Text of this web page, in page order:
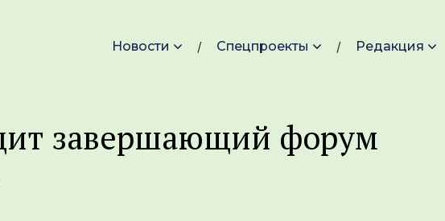
Новости Спецпроекты Редакция
завершающий форум